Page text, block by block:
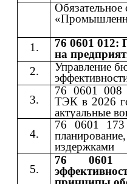
76 0601 012:
на
Управление
76 0601 008
ТЭК в 2026
актуальные
76 0601 173
издержками
76 0601